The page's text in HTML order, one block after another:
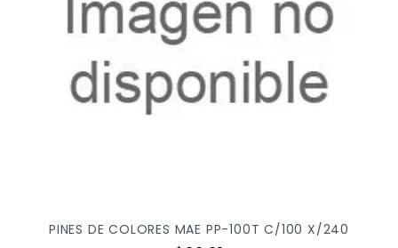
PINES DE COLORES MAE PP-100T C/100 X/240